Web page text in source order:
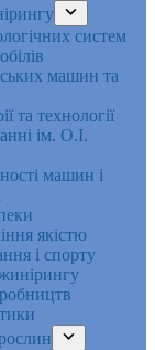
систем
машин та
та технології
ім. О.І.
машин і
якістю
і спорту